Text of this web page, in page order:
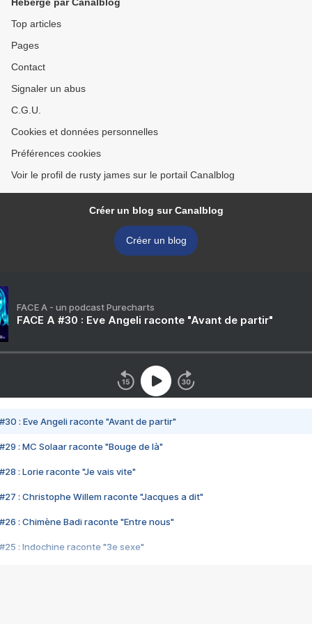
Top articles
Pages
Contact
Signaler un abus
C.G.U.
Cookies et données personnelles
Préférences cookies
Voir le profil de rusty james sur le portail Canalblog
Créer un blog sur Canalblog
Créer un blog
FACE A - un podcast Purecharts
FACE A #30 : Eve Angeli raconte "Avant de partir"
#30 : Eve Angeli raconte "Avant de partir"
#29 : MC Solaar raconte "Bouge de là"
#28 : Lorie raconte "Je vais vite"
#27 : Christophe Willem raconte "Jacques a dit"
#26 : Chimène Badi raconte "Entre nous"
#25 : Indochine raconte "3e sexe"